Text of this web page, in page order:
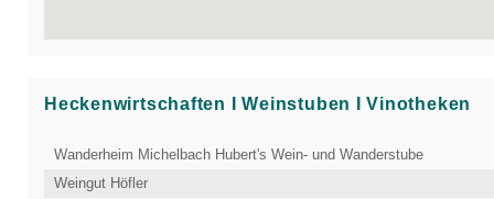
Heckenwirtschaften Ι Weinstuben Ι Vinotheken
Wanderheim Michelbach Hubert's Wein- und Wanderstube
Weingut Höfler